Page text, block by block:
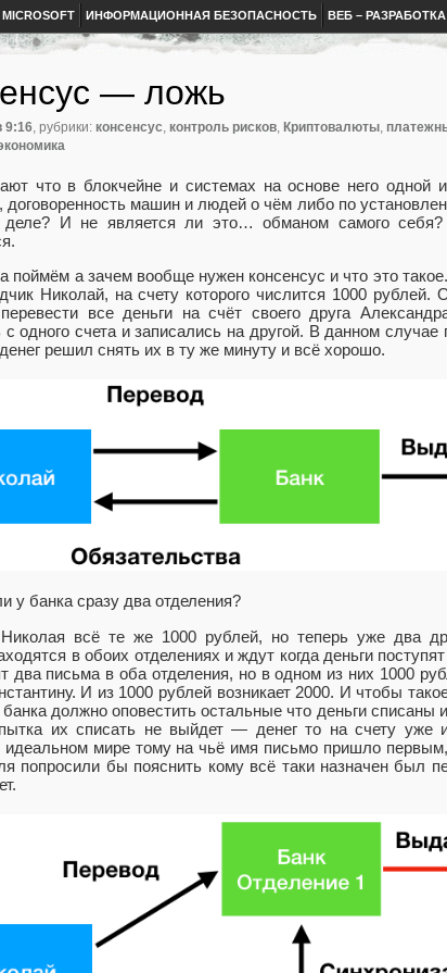
MICROSOFT ИНФОРМАЦИОННАЯ БЕЗОПАСНОСТЬ ВЕБ – РАЗРАБОТКА
— ложь
9:16, рубрики: консенсус, контроль рисков, Криптовалюты,
что в блокчейне и системах на основе него одной
договоренность машин и людей о чём либо по
И не является ли это… обманом самого
поймём а зачем вообще нужен консенсус и что это
Николай, на счету которого числится 1000 рублей.
все деньги на счёт своего друга
с одного счета и записались на другой. В данном
решил снять их в ту же минуту и всё хорошо.
у банка сразу два отделения?
всё те же 1000 рублей, но теперь уже два
в обоих отделениях и ждут когда деньги
два письма в оба отделения, но в одном из них 1000
И из 1000 рублей возникает 2000. И чтобы
банка должно оповестить остальные что деньги списаны
их списать не выйдет — денег то на счету уже
идеальном мире тому на чьё имя письмо пришло
попросили бы пояснить кому всё таки назначен был